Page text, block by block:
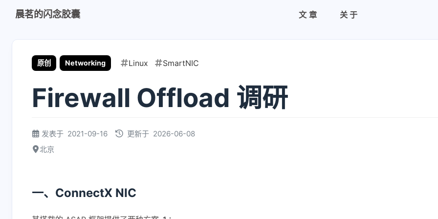
晨茗的闪念胶囊 文章 关于
原创 Networking Linux SmartNIC
Firewall Offload 调研
发表于 2021-09-16 更新于 2026-06-08
北京
一、ConnectX NIC